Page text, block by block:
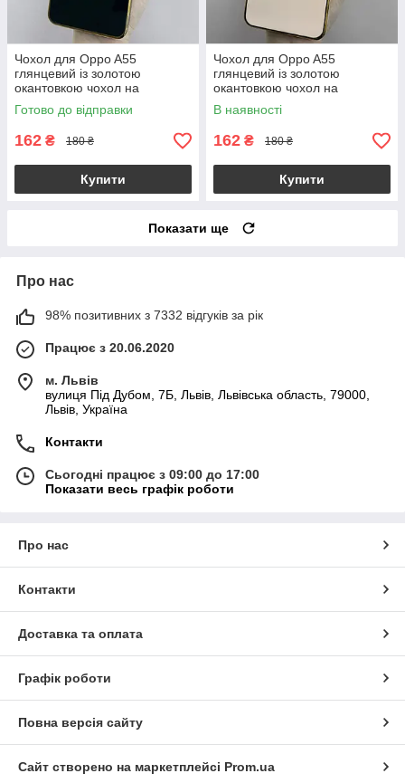
Чохол для Oppo A55
глянцевий із золотою
окантовкою чохол на
телефон оппо а55 чорний
h7y
Готово до відправки
162 ₴ 180 ₴
Купити
Чохол для Oppo A55
глянцевий із золотою
окантовкою чохол на
телефон оппо а55 пудровий
h7y
В наявності
162 ₴ 180 ₴
Купити
Показати ще
Про нас
98% позитивних з 7332 відгуків за рік
Працює з 20.06.2020
м. Львів
вулиця Під Дубом, 7Б, Львів, Львівська область, 79000,
Львів, Україна
Контакти
Сьогодні працює з 09:00 до 17:00
Показати весь графік роботи
Про нас
Контакти
Доставка та оплата
Графік роботи
Повна версія сайту
Сайт створено на маркетплейсі Prom.ua